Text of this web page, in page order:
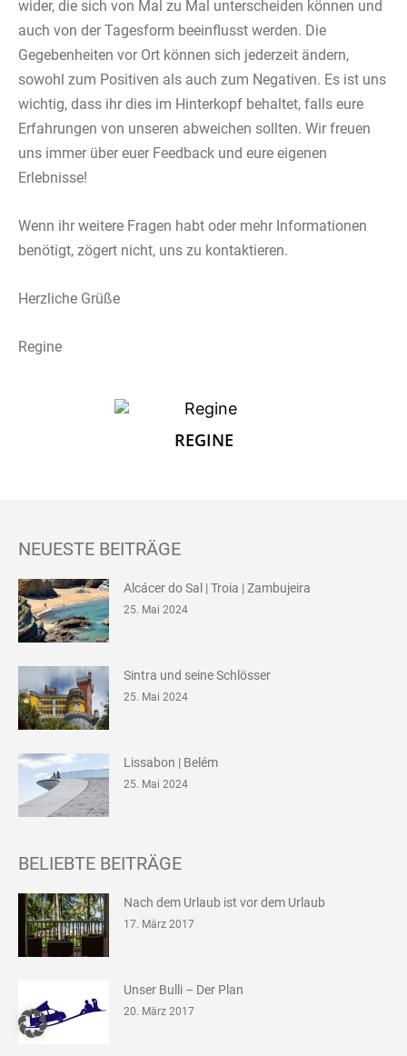
wider, die sich von Mal zu Mal unterscheiden können und
auch von der Tagesform beeinflusst werden. Die
Gegebenheiten vor Ort können sich jederzeit ändern,
sowohl zum Positiven als auch zum Negativen. Es ist uns
wichtig, dass ihr dies im Hinterkopf behaltet, falls eure
Erfahrungen von unseren abweichen sollten. Wir freuen
uns immer über euer Feedback und eure eigenen
Erlebnisse!
Wenn ihr weitere Fragen habt oder mehr Informationen
benötigt, zögert nicht, uns zu kontaktieren.
Herzliche Grüße
Regine
REGINE
NEUESTE BEITRÄGE
Alcácer do Sal | Troia | Zambujeira
25. Mai 2024
Sintra und seine Schlösser
25. Mai 2024
Lissabon | Belém
25. Mai 2024
BELIEBTE BEITRÄGE
Nach dem Urlaub ist vor dem Urlaub
17. März 2017
Unser Bulli – Der Plan
20. März 2017